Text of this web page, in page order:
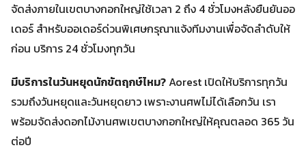
จัดส่งภายในเขตบางกอกใหญ่ใช้เวลา 2 ถึง 4 ชั่วโมงหลังยืนยันออ
เดอร์ สำหรับออเดอร์ด่วนพิเศษกรุณาแจ้งทีมงานเพื่อจัดลำดับให้
ก่อน บริการ 24 ชั่วโมงทุกวัน
มีบริการในวันหยุดนักขัตฤกษ์ไหม?Aorest เปิดให้บริการทุกวัน
รวมถึงวันหยุดและวันหยุดยาว เพราะงานศพไม่ได้เลือกวัน เรา
พร้อมจัดส่งดอกไม้งานศพเขตบางกอกใหญ่ให้คุณตลอด 365 วัน
ต่อปี